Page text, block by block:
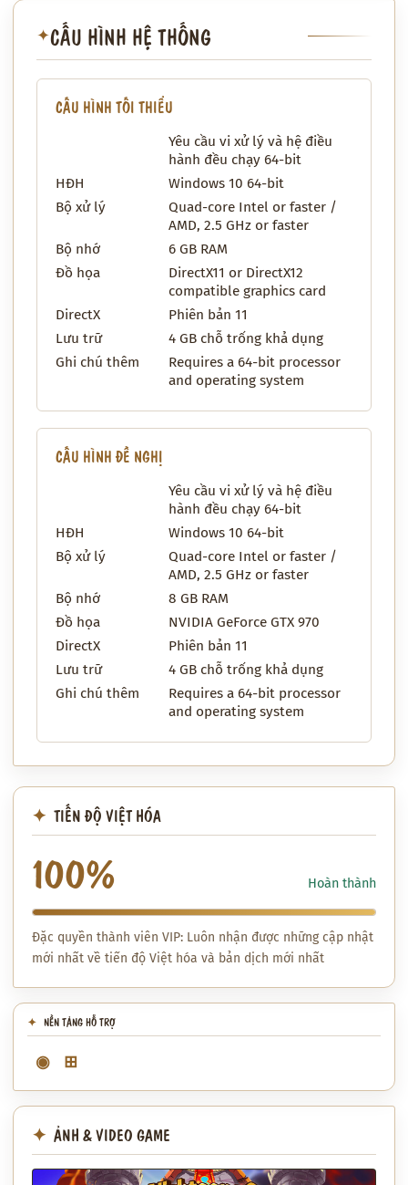
✦CẤU HÌNH HỆ THỐNG
CẤU HÌNH TỐI THIỂU
Yêu cầu vi xử lý và hệ điều
hành đều chạy 64-bit
HĐH
Windows 10 64-bit
Bộ xử lý
Quad-core Intel or faster /
AMD, 2.5 GHz or faster
Bộ nhớ
6 GB RAM
Đồ họa
DirectX11 or DirectX12
compatible graphics card
DirectX
Phiên bản 11
Lưu trữ
4 GB chỗ trống khả dụng
Ghi chú thêm
Requires a 64-bit processor
and operating system
CẤU HÌNH ĐỀ NGHỊ
Yêu cầu vi xử lý và hệ điều
hành đều chạy 64-bit
HĐH
Windows 10 64-bit
Bộ xử lý
Quad-core Intel or faster /
AMD, 2.5 GHz or faster
Bộ nhớ
8 GB RAM
Đồ họa
NVIDIA GeForce GTX 970
DirectX
Phiên bản 11
Lưu trữ
4 GB chỗ trống khả dụng
Ghi chú thêm
Requires a 64-bit processor
and operating system
TIẾN ĐỘ VIỆT HÓA
100% Hoàn thành
Đặc quyền thành viên VIP: Luôn nhận được những cập nhật
mới nhất về tiến độ Việt hóa và bản dịch mới nhất
NỀN TẢNG HỖ TRỢ
◉ ⊞
ẢNH & VIDEO GAME